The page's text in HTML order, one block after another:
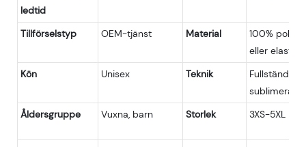
ledtid
Tillförselstyp OEM-tjänst Material
100%
eller elastisk
Kön
Unisex Teknik
Fullständigt
sublimerad
Åldersgruppe
Vuxna, barn Storlek 3XS-5XL